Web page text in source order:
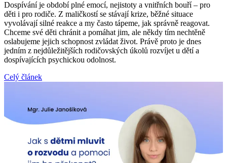
Dospívání je období plné emocí, nejistoty a vnitřních bouří – pro
děti i pro rodiče. Z maličkostí se stávají krize, běžné situace
vyvolávají silné reakce a my často tápeme, jak správně reagovat.
Chceme své děti chránit a pomáhat jim, ale někdy tím nechtěně
oslabujeme jejich schopnost zvládat život. Právě proto je dnes
jedním z nejdůležitějších rodičovských úkolů rozvíjet u dětí a
dospívajících psychickou odolnost.
Celý článek